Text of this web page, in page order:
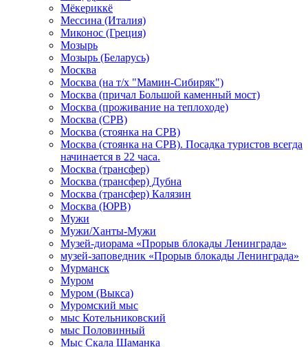
Мёкериккё
Мессина (Италия)
Миконос (Греция)
Мозырь
Мозырь (Беларусь)
Москва
Москва (на т/х "Мамин-Сибиряк")
Москва (причал Большой каменный мост)
Москва (проживание на теплоходе)
Москва (СРВ)
Москва (стоянка на СРВ)
Москва (стоянка на СРВ). Посадка туристов всегда
начинается в 22 часа.
Москва (трансфер)
Москва (трансфер) Дубна
Москва (трансфер) Калязин
Москва (ЮРВ)
Мужи
Мужи/Ханты-Мужи
Музей-диорама «Прорыв блокады Ленинграда»
музей-заповедник «Прорыв блокады Ленинграда»
Мурманск
Муром
Муром (Выкса)
Муромский мыс
мыс Котельниковский
мыс Половинный
Мыс Скала Шаманка